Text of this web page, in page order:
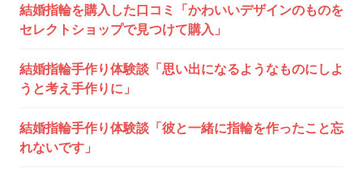
ー
シ
ョ
ン
結婚指輪を購入した口コミ「かわいいデザインのものを
セレクトショップで見つけて購入」
結婚指輪手作り体験談「思い出になるようなものにしよ
うと考え手作りに」
結婚指輪手作り体験談「彼と一緒に指輪を作ったこと忘
れないです」